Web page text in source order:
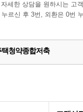
세한 상담을 원하시는 고
르신 후 3번, 외환은 0번
택청약종합저축